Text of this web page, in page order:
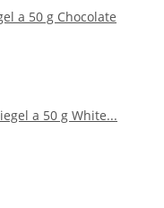
a 50 g Chocolate